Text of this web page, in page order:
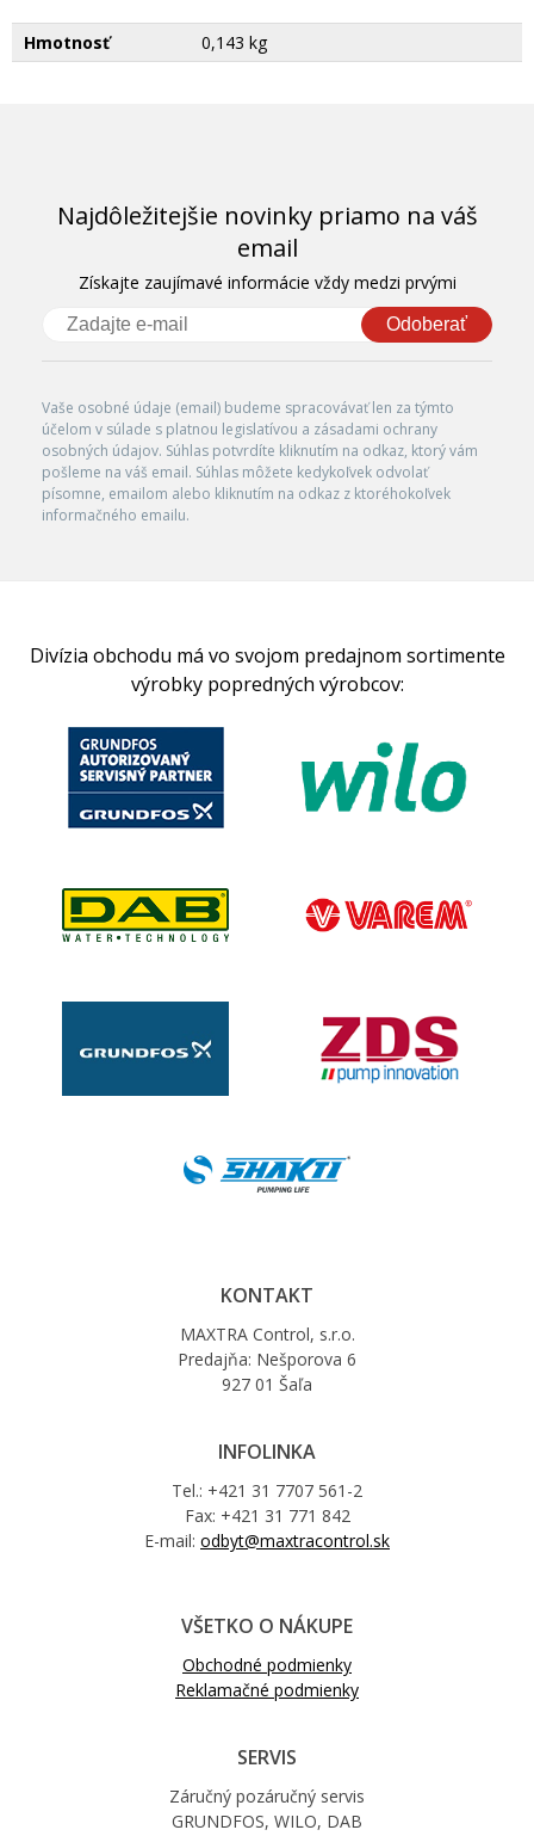
Hmotnosť 0,143 kg
Najdôležitejšie novinky priamo na váš
email
Získajte zaujímavé informácie vždy medzi prvými
Odoberať
Vaše osobné údaje (email) budeme spracovávať len za týmto
účelom v súlade s platnou legislatívou a zásadami ochrany
osobných údajov. Súhlas potvrdíte kliknutím na odkaz, ktorý vám
pošleme na váš email. Súhlas môžete kedykoľvek odvolať
písomne, emailom alebo kliknutím na odkaz z ktoréhokoľvek
informačného emailu.
Divízia obchodu má vo svojom predajnom sortimente
výrobky popredných výrobcov:
KONTAKT
MAXTRA Control, s.r.o.
Predajňa: Nešporova 6
927 01 Šaľa
INFOLINKA
Tel.: +421 31 7707 561-2
Fax: +421 31 771 842
E-mail: odbyt@maxtracontrol.sk
VŠETKO O NÁKUPE
Obchodné podmienky
Reklamačné podmienky
SERVIS
Záručný pozáručný servis
GRUNDFOS, WILO, DAB